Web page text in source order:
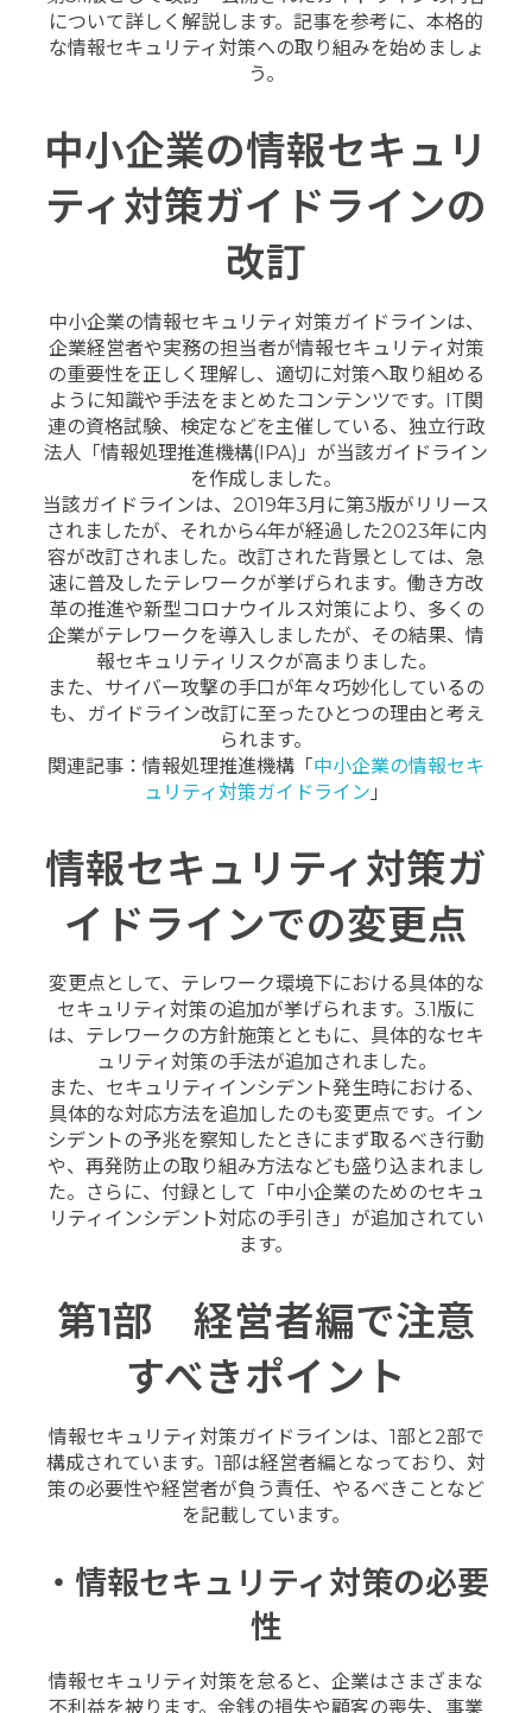
について詳しく解説します。記事を参考に、本格的
な情報セキュリティ対策への取り組みを始めましょ
う。
中小企業の情報セキュリ
ティ対策ガイドラインの
改訂
中小企業の情報セキュリティ対策ガイドラインは、
企業経営者や実務の担当者が情報セキュリティ対策
の重要性を正しく理解し、適切に対策へ取り組める
ように知識や手法をまとめたコンテンツです。IT関
連の資格試験、検定などを主催している、独立行政
法人「情報処理推進機構(IPA)」が当該ガイドライン
を作成しました。
当該ガイドラインは、2019年3月に第3版がリリース
されましたが、それから4年が経過した2023年に内
容が改訂されました。改訂された背景としては、急
速に普及したテレワークが挙げられます。働き方改
革の推進や新型コロナウイルス対策により、多くの
企業がテレワークを導入しましたが、その結果、情
報セキュリティリスクが高まりました。
また、サイバー攻撃の手口が年々巧妙化しているの
も、ガイドライン改訂に至ったひとつの理由と考え
られます。
関連記事：情報処理推進機構「中小企業の情報セキ
ュリティ対策ガイドライン 」
情報セキュリティ対策ガ
イドラインでの変更点
変更点として、テレワーク環境下における具体的な
セキュリティ対策の追加が挙げられます。3.1版に
は、テレワークの方針施策とともに、具体的なセキ
ュリティ対策の手法が追加されました。
また、セキュリティインシデント発生時における、
具体的な対応方法を追加したのも変更点です。イン
シデントの予兆を察知したときにまず取るべき行動
や、再発防止の取り組み方法なども盛り込まれまし
た。さらに、付録として「中小企業のためのセキュ
リティインシデント対応の手引き」が追加されてい
ます。
第1部 経営者編で注意
すべきポイント
情報セキュリティ対策ガイドラインは、1部と2部で
構成されています。1部は経営者編となっており、対
策の必要性や経営者が負う責任、やるべきことなど
を記載しています。
・情報セキュリティ対策の必要
性
情報セキュリティ対策を怠ると、企業はさまざまな
不利益を被ります。金銭の損失や顧客の喪失、事業